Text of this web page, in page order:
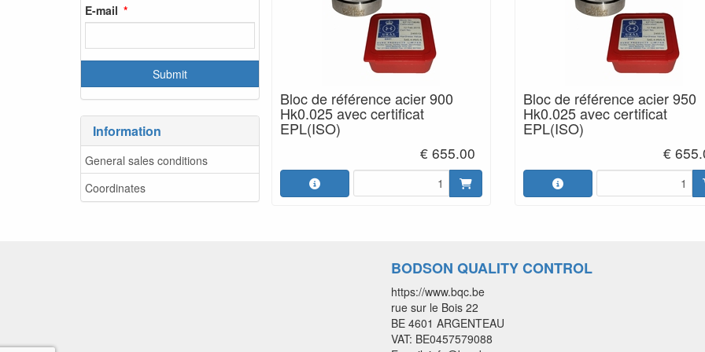
E-mail
Information
General sales conditions
Coordinates
Bloc de référence acier 900
Hk0.025 avec certificat
EPL(ISO)
€ 655.00
Bloc de référence acier 950
Hk0.025 avec certificat
EPL(ISO)
€
BODSON QUALITY CONTROL
https://www.bqc.be
rue sur le Bois 22
BE 4601 ARGENTEAU
VAT: BE0457579088